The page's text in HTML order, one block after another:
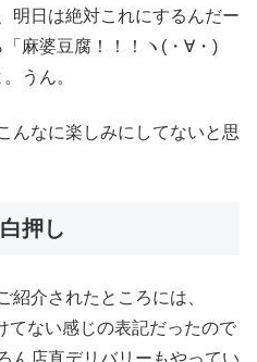
明日は絶対これにするんだー
麻婆豆腐！！！ヽ(・∀・)
うん。
んなに楽しみにしてないと思
押し
紹介されたところには、
てない感じの表記だったので